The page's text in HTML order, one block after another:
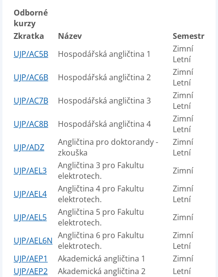
Odborné
kurzy
Zkratka
Název
Semestr
UJP/AC5B
Hospodářská angličtina 1
Zimní
Letní
UJP/AC6B
Hospodářská angličtina 2
Zimní
Letní
UJP/AC7B
Hospodářská angličtina 3
Zimní
Letní
UJP/AC8B
Hospodářská angličtina 4
Zimní
Letní
UJP/ADZ
Angličtina pro doktorandy -
zkouška
Zimní
Letní
UJP/AEL3
Angličtina 3 pro Fakultu
elektrotech.
Zimní
UJP/AEL4
Angličtina 4 pro Fakultu
elektrotech.
Zimní
Letní
UJP/AEL5
Angličtina 5 pro Fakultu
elektrotech.
Zimní
UJP/AEL6N Angličtina 6 pro Fakultu
elektrotech.
Zimní
Letní
UJP/AEP1
Akademická angličtina 1
Zimní
UJP/AEP2
Akademická angličtina 2
Letní